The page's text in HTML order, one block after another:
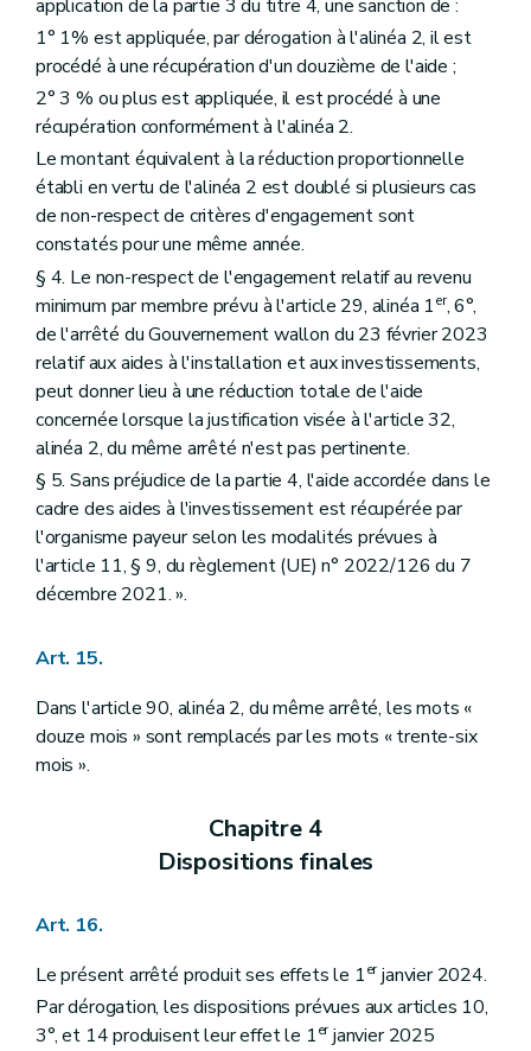
application de la partie 3 du titre 4, une sanction de :
1° 1% est appliquée, par dérogation à l'alinéa 2, il est
procédé à une récupération d'un douzième de l'aide ;
2° 3 % ou plus est appliquée, il est procédé à une
récupération conformément à l'alinéa 2.
Le montant équivalent à la réduction proportionnelle
établi en vertu de l'alinéa 2 est doublé si plusieurs cas
de non-respect de critères d'engagement sont
constatés pour une même année.
§ 4. Le non-respect de l'engagement relatif au revenu
minimum par membre prévu à l'article 29, alinéa 1er, 6°,
de l'arrêté du Gouvernement wallon du 23 février 2023
relatif aux aides à l'installation et aux investissements,
peut donner lieu à une réduction totale de l'aide
concernée lorsque la justification visée à l'article 32,
alinéa 2, du même arrêté n'est pas pertinente.
§ 5. Sans préjudice de la partie 4, l'aide accordée dans le
cadre des aides à l'investissement est récupérée par
l'organisme payeur selon les modalités prévues à
l'article 11, § 9, du règlement (UE) n° 2022/126 du 7
décembre 2021. ».
Art. 15.
Dans l'article 90, alinéa 2, du même arrêté, les mots «
douze mois » sont remplacés par les mots « trente-six
mois ».
Chapitre 4
Dispositions finales
Art. 16.
Le présent arrêté produit ses effets le 1erjanvier 2024.
Par dérogation, les dispositions prévues aux articles 10,
3°, et 14 produisent leur effet le 1erjanvier 2025